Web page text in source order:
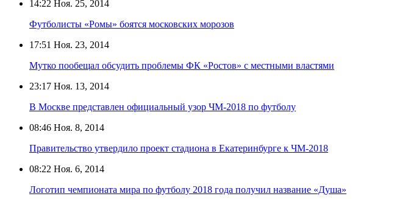
14:22 Ноя. 25, 2014
Футболисты «Ромы» боятся московских морозов
17:51 Ноя. 23, 2014
Мутко пообещал обсудить проблемы ФК «Ростов» с местными властями
23:17 Ноя. 13, 2014
В Москве представлен официальный узор ЧМ-2018 по футболу
08:46 Ноя. 8, 2014
Правительство утвердило проект стадиона в Екатеринбурге к ЧМ-2018
08:22 Ноя. 6, 2014
Логотип чемпионата мира по футболу 2018 года получил название «Душа»